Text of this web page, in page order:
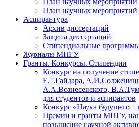
План научных мероприятий
План научных мероприятий
Аспирантура
Архив диссертаций
Защита диссертаций
Стипендиальные
Журналы МПГУ
Гранты. Конкурсы. Стипендии
Конкурс на получение
Е.Т.Гайдара,
А.А.Вознесенского,
для студентов и аспирантов
Конкурс «Наука будущего –
Премии и гранты МПГУ,
повышение научной